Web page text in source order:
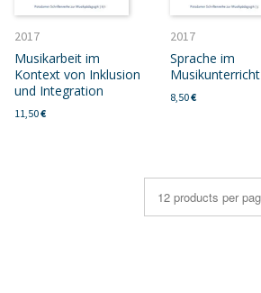
2017
Musikarbeit im
Kontext von Inklusion
und Integration
11,50€
2017
Sprache im
Musikunterricht
8,50€